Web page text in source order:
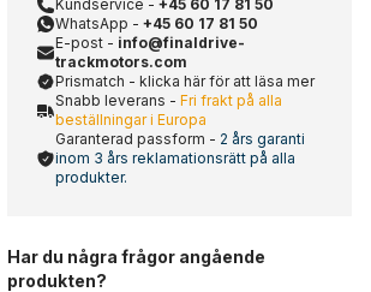
Kundservice - +45 60 17 81 50
WhatsApp - +45 60 17 81 50
E-post - info@finaldrive-
trackmotors.com
Prismatch - klicka här för att läsa mer
Snabb leverans - Fri frakt på alla
beställningar i Europa
Garanterad passform - 2 års garanti
inom 3 års reklamationsrätt på alla
produkter.
Har du några frågor angående
produkten?